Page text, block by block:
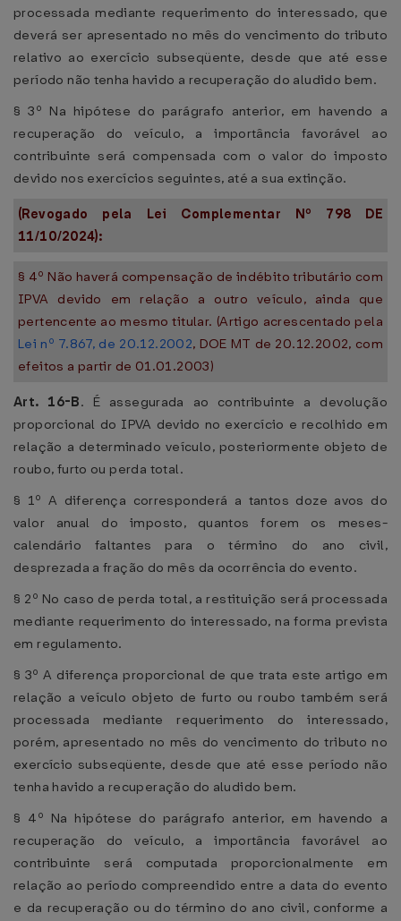
processada mediante requerimento do interessado, que
deverá ser apresentado no mês do vencimento do tributo
relativo ao exercício subseqüente, desde que até esse
período não tenha havido a recuperação do aludido bem.
§ 3º Na hipótese do parágrafo anterior, em havendo a
recuperação do veículo, a importância favorável ao
contribuinte será compensada com o valor do imposto
devido nos exercícios seguintes, até a sua extinção.
(Revogado pela Lei Complementar Nº 798 DE
11/10/2024):
§ 4º Não haverá compensação de indébito tributário com
IPVA devido em relação a outro veículo, ainda que
pertencente ao mesmo titular. (Artigo acrescentado pela
Lei nº 7.867, de 20.12.2002, DOE MT de 20.12.2002, com
efeitos a partir de 01.01.2003)
Art. 16-B. É assegurada ao contribuinte a devolução
proporcional do IPVA devido no exercício e recolhido em
relação a determinado veículo, posteriormente objeto de
roubo, furto ou perda total.
§ 1º A diferença corresponderá a tantos doze avos do
valor anual do imposto, quantos forem os meses-
calendário faltantes para o término do ano civil,
desprezada a fração do mês da ocorrência do evento.
§ 2º No caso de perda total, a restituição será processada
mediante requerimento do interessado, na forma prevista
em regulamento.
§ 3º A diferença proporcional de que trata este artigo em
relação a veículo objeto de furto ou roubo também será
processada mediante requerimento do interessado,
porém, apresentado no mês do vencimento do tributo no
exercício subseqüente, desde que até esse período não
tenha havido a recuperação do aludido bem.
§ 4º Na hipótese do parágrafo anterior, em havendo a
recuperação do veículo, a importância favorável ao
contribuinte será computada proporcionalmente em
relação ao período compreendido entre a data do evento
e da recuperação ou do término do ano civil, conforme a